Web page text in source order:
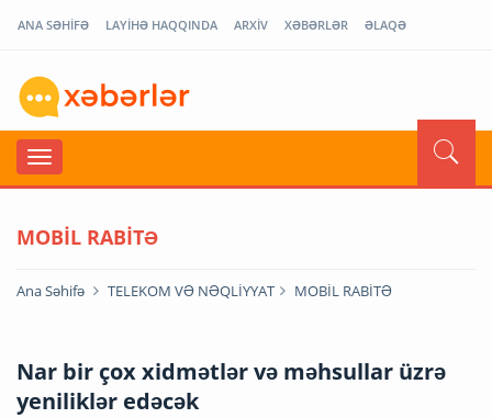
ANA SƏHİFƏ LAYİHƏ HAQQINDA ARXİV XƏBƏRLƏR ƏLAQƏ
MOBİL RABİTƏ
Ana Səhifə TELEKOM VƏ NƏQLİYYAT MOBİL RABİTƏ
Nar bir çox xidmətlər və məhsullar üzrə
yeniliklər edəcək